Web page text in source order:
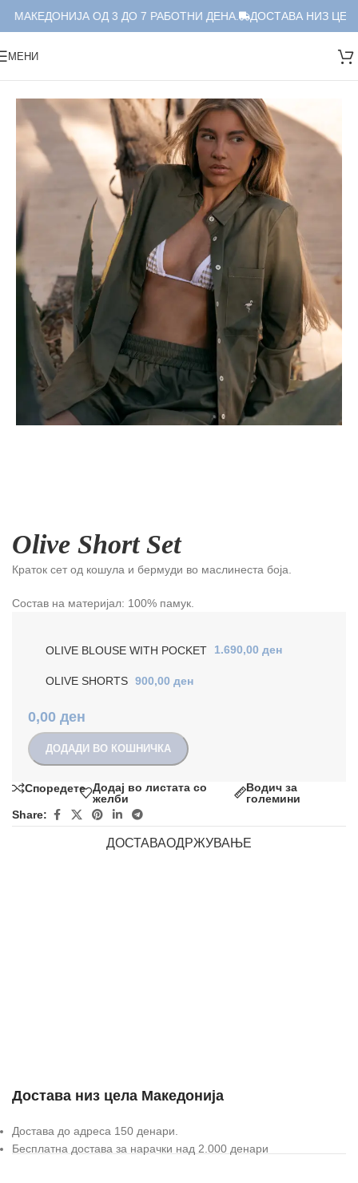
МАКЕДОНИЈА ОД 3 ДО 7 РАБОТНИ ДЕНА. ДОСТАВА НИЗ ЦЕЛА
МЕНИ
Olive Short Set
Краток сет од кошула и бермуди во маслинеста боја.
Состав на материјал: 100% памук.
OLIVE BLOUSE WITH POCKET 1.690,00 ден
OLIVE SHORTS 900,00 ден
0,00 ден
ДОДАДИ ВО КОШНИЧКА
Споредете Додај во листата со
желби
Водич за
големини
Share:
ДОСТАВАОДРЖУВАЊЕ
Достава низ цела Македонија
Достава до адреса 150 денари.
Бесплатна достава за нарачки над 2.000 денари